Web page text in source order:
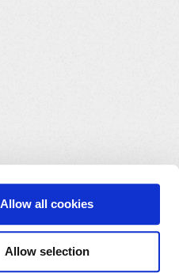
Allow all cookies
Allow selection